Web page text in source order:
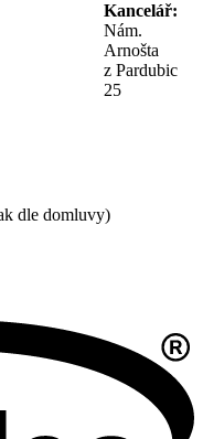
Kancelář:
Nám.
Arnošta
z Pardubic
25
dle domluvy)